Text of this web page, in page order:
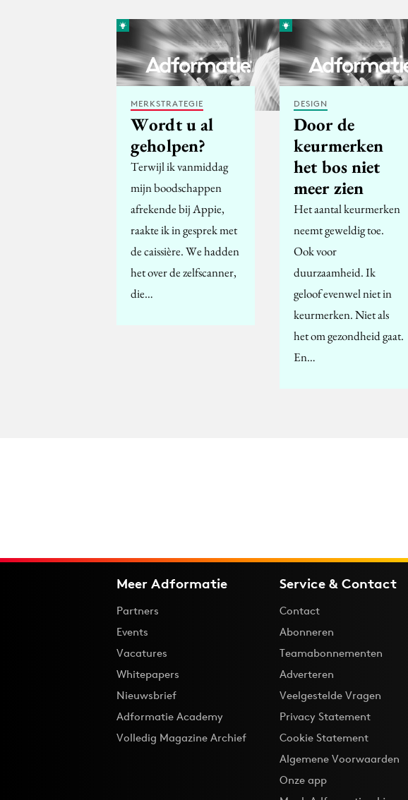
MERKSTRATEGIE
Wordt u al
geholpen?
Terwijl ik vanmiddag
mijn boodschappen
afrekende bij Appie,
raakte ik in gesprek met
de caissière. We hadden
het over de zelfscanner,
die…
DESIGN
Door de
keurmerken
het bos niet
meer zien
Het aantal keurmerken
neemt geweldig toe.
Ook voor
duurzaamheid. Ik
geloof evenwel niet in
keurmerken. Niet als
het om gezondheid gaat.
En…
Meer Adformatie
Partners
Events
Vacatures
Whitepapers
Nieuwsbrief
Adformatie Academy
Volledig Magazine Archief
Service & Contact
Contact
Abonneren
Teamabonnementen
Adverteren
Veelgestelde Vragen
Privacy Statement
Cookie Statement
Algemene Voorwaarden
Onze app